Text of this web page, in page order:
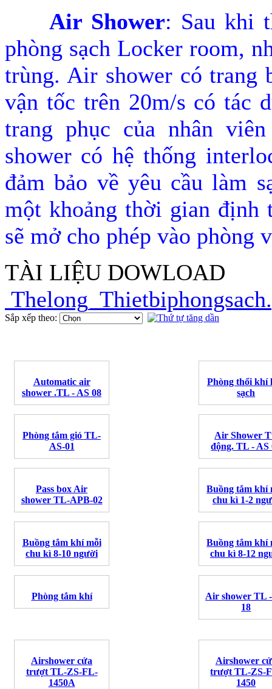
Air Shower: Sau khi
phòng sạch Locker room,
trùng. Air shower có trang
vận tốc trên 20m/s có tác
trang phục của nhân
shower có hệ thống
đảm bảo về yêu cầu làm
một khoảng thời gian
sẽ mở cho phép vào phòng
TÀI LIỆU DOWLOAD
Sắp xếp theo:
Automatic air
shower .TL - AS 08
Phòng thổi khí
sạch
Phòng tắm gió TL-
AS-01
Air Shower
động. TL - AS
Pass box Air
shower TL-APB-02
Buồng tắm khí
chu kì 1-2
Buồng tắm khí mỗi
chu kì 8-10 người
Buồng tắm khí
chu kì 8-12
Phòng tắm khí
Air shower TL
18
Airshower cửa
trượt TL-ZS-FL-
1450A
Airshower
trượt TL-ZS-
1450